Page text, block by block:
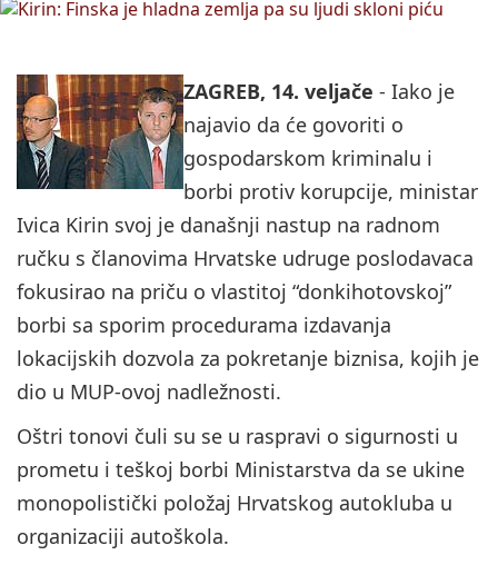
ZAGREB, 14. veljače - Iako je
najavio da će govoriti o
gospodarskom kriminalu i
borbi protiv korupcije, ministar
Ivica Kirin svoj je današnji nastup na radnom
ručku s članovima Hrvatske udruge poslodavaca
fokusirao na priču o vlastitoj “donkihotovskoj”
borbi sa sporim procedurama izdavanja
lokacijskih dozvola za pokretanje biznisa, kojih je
dio u MUP-ovoj nadležnosti.
Oštri tonovi čuli su se u raspravi o sigurnosti u
prometu i teškoj borbi Ministarstva da se ukine
monopolistički položaj Hrvatskog autokluba u
organizaciji autoškola.